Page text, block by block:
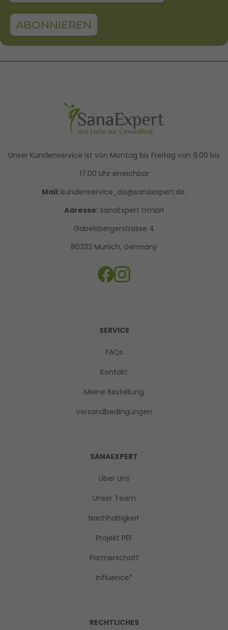
ABONNIEREN
Unser Kundenservice ist von Montag bis Freitag von 9.00 bis
17.00 Uhr erreichbar
Mail: kundenservice_de@sanaexpert.de.
Adresse: SanaExpert GmbH
Gabelsbergerstrasse 4
80333 Munich, Germany
SERVICE
FAQs
Kontakt
Meine Bestellung
Versandbedingungen
SANAEXPERT
Über Uns
Unser Team
Nachhaltigkeit
Projekt PEF
Partnerschaft
Influence*
RECHTLICHES